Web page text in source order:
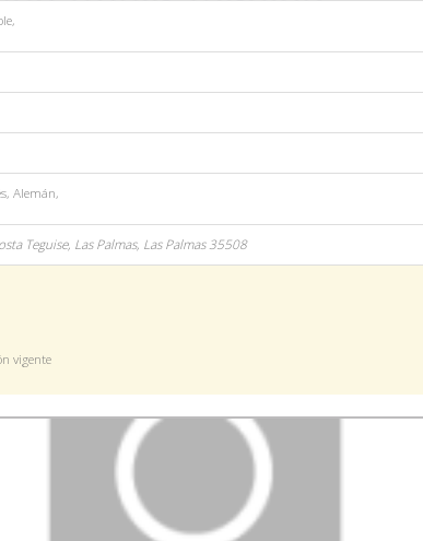
,
, Alemán,
Teguise, Las Palmas, Las Palmas 35508
vigente